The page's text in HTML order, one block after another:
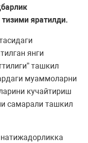
яратилди.
янги
ташкил
муаммоларни
кучайтириш
самарали ташкил